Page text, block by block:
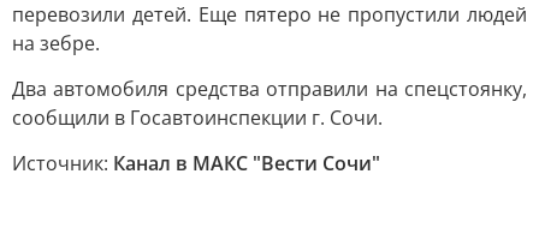
перевозили детей. Еще пятеро не пропустили людей
на зебре.
Два автомобиля средства отправили на спецстоянку,
сообщили в Госавтоинспекции г. Сочи.
Источник: Канал в МАКС "Вести Сочи"